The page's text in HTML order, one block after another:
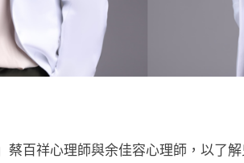
蔡百祥心理師與余佳容心理師，以了